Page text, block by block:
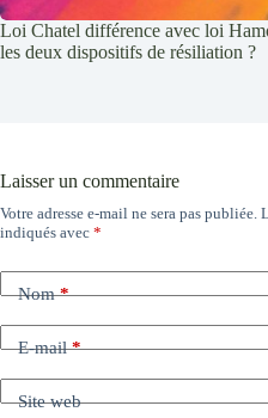
Loi Chatel différence avec loi
les deux dispositifs de résiliation ?
Laisser un commentaire
Votre adresse e-mail ne sera pas publiée.
indiqués avec *
Nom*
E-mail*
Site web